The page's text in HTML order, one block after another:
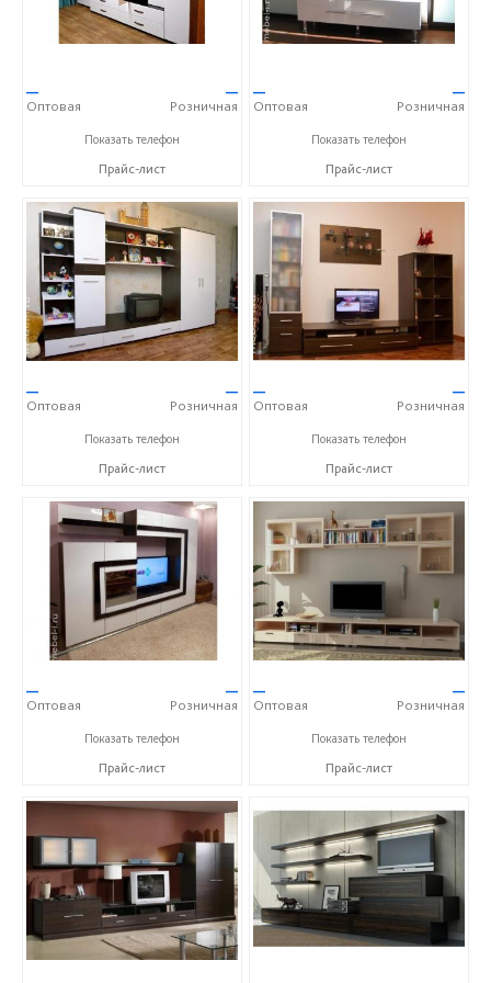
—
Оптовая
—
Розничная
+7 (351) 777-13-99
Показать телефон
Прайс-лист
—
Оптовая
—
Розничная
+7 (351) 777-13-99
Показать телефон
Прайс-лист
—
Оптовая
—
Розничная
+7 (351) 777-13-99
Показать телефон
Прайс-лист
—
Оптовая
—
Розничная
+7 (351) 777-13-99
Показать телефон
Прайс-лист
—
Оптовая
—
Розничная
+7 (351) 777-13-99
Показать телефон
Прайс-лист
—
Оптовая
—
Розничная
+7 (351) 777-13-99
Показать телефон
Прайс-лист